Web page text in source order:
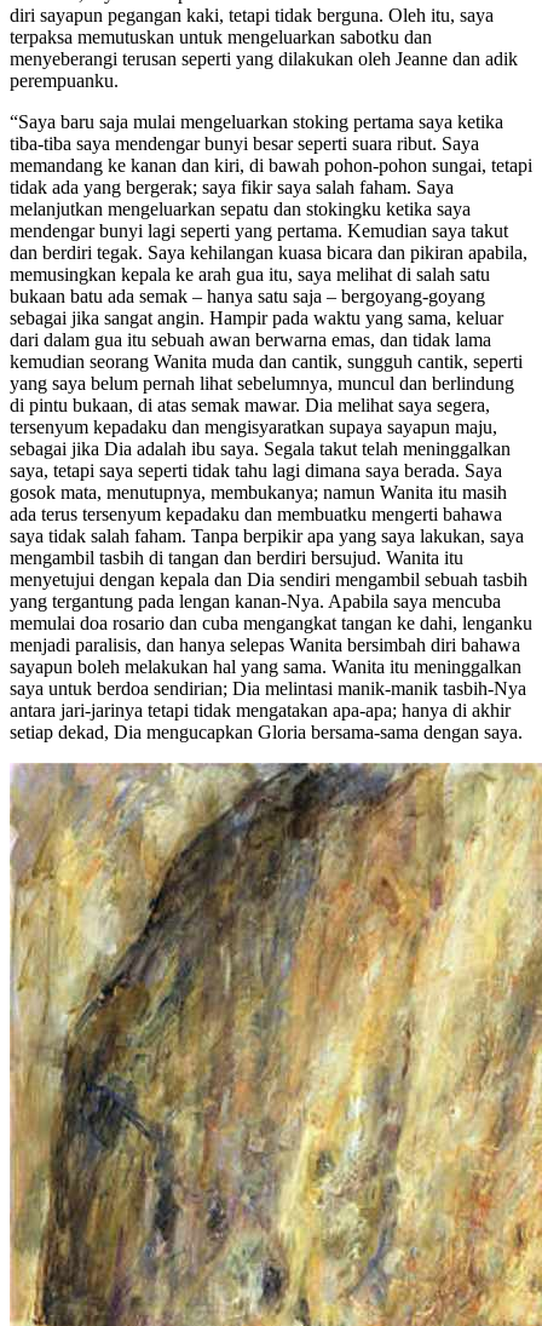
diri sayapun pegangan kaki, tetapi tidak berguna. Oleh itu, saya
terpaksa memutuskan untuk mengeluarkan sabotku dan
menyeberangi terusan seperti yang dilakukan oleh Jeanne dan adik
perempuanku.
“Saya baru saja mulai mengeluarkan stoking pertama saya ketika
tiba-tiba saya mendengar bunyi besar seperti suara ribut. Saya
memandang ke kanan dan kiri, di bawah pohon-pohon sungai, tetapi
tidak ada yang bergerak; saya fikir saya salah faham. Saya
melanjutkan mengeluarkan sepatu dan stokingku ketika saya
mendengar bunyi lagi seperti yang pertama. Kemudian saya takut
dan berdiri tegak. Saya kehilangan kuasa bicara dan pikiran apabila,
memusingkan kepala ke arah gua itu, saya melihat di salah satu
bukaan batu ada semak – hanya satu saja – bergoyang-goyang
sebagai jika sangat angin. Hampir pada waktu yang sama, keluar
dari dalam gua itu sebuah awan berwarna emas, dan tidak lama
kemudian seorang Wanita muda dan cantik, sungguh cantik, seperti
yang saya belum pernah lihat sebelumnya, muncul dan berlindung
di pintu bukaan, di atas semak mawar. Dia melihat saya segera,
tersenyum kepadaku dan mengisyaratkan supaya sayapun maju,
sebagai jika Dia adalah ibu saya. Segala takut telah meninggalkan
saya, tetapi saya seperti tidak tahu lagi dimana saya berada. Saya
gosok mata, menutupnya, membukanya; namun Wanita itu masih
ada terus tersenyum kepadaku dan membuatku mengerti bahawa
saya tidak salah faham. Tanpa berpikir apa yang saya lakukan, saya
mengambil tasbih di tangan dan berdiri bersujud. Wanita itu
menyetujui dengan kepala dan Dia sendiri mengambil sebuah tasbih
yang tergantung pada lengan kanan-Nya. Apabila saya mencuba
memulai doa rosario dan cuba mengangkat tangan ke dahi, lenganku
menjadi paralisis, dan hanya selepas Wanita bersimbah diri bahawa
sayapun boleh melakukan hal yang sama. Wanita itu meninggalkan
saya untuk berdoa sendirian; Dia melintasi manik-manik tasbih-Nya
antara jari-jarinya tetapi tidak mengatakan apa-apa; hanya di akhir
setiap dekad, Dia mengucapkan Gloria bersama-sama dengan saya.